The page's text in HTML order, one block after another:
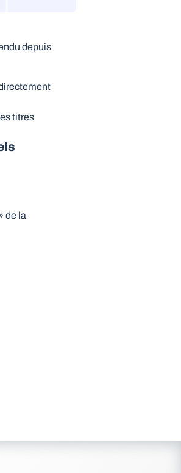
depuis
titres
de la